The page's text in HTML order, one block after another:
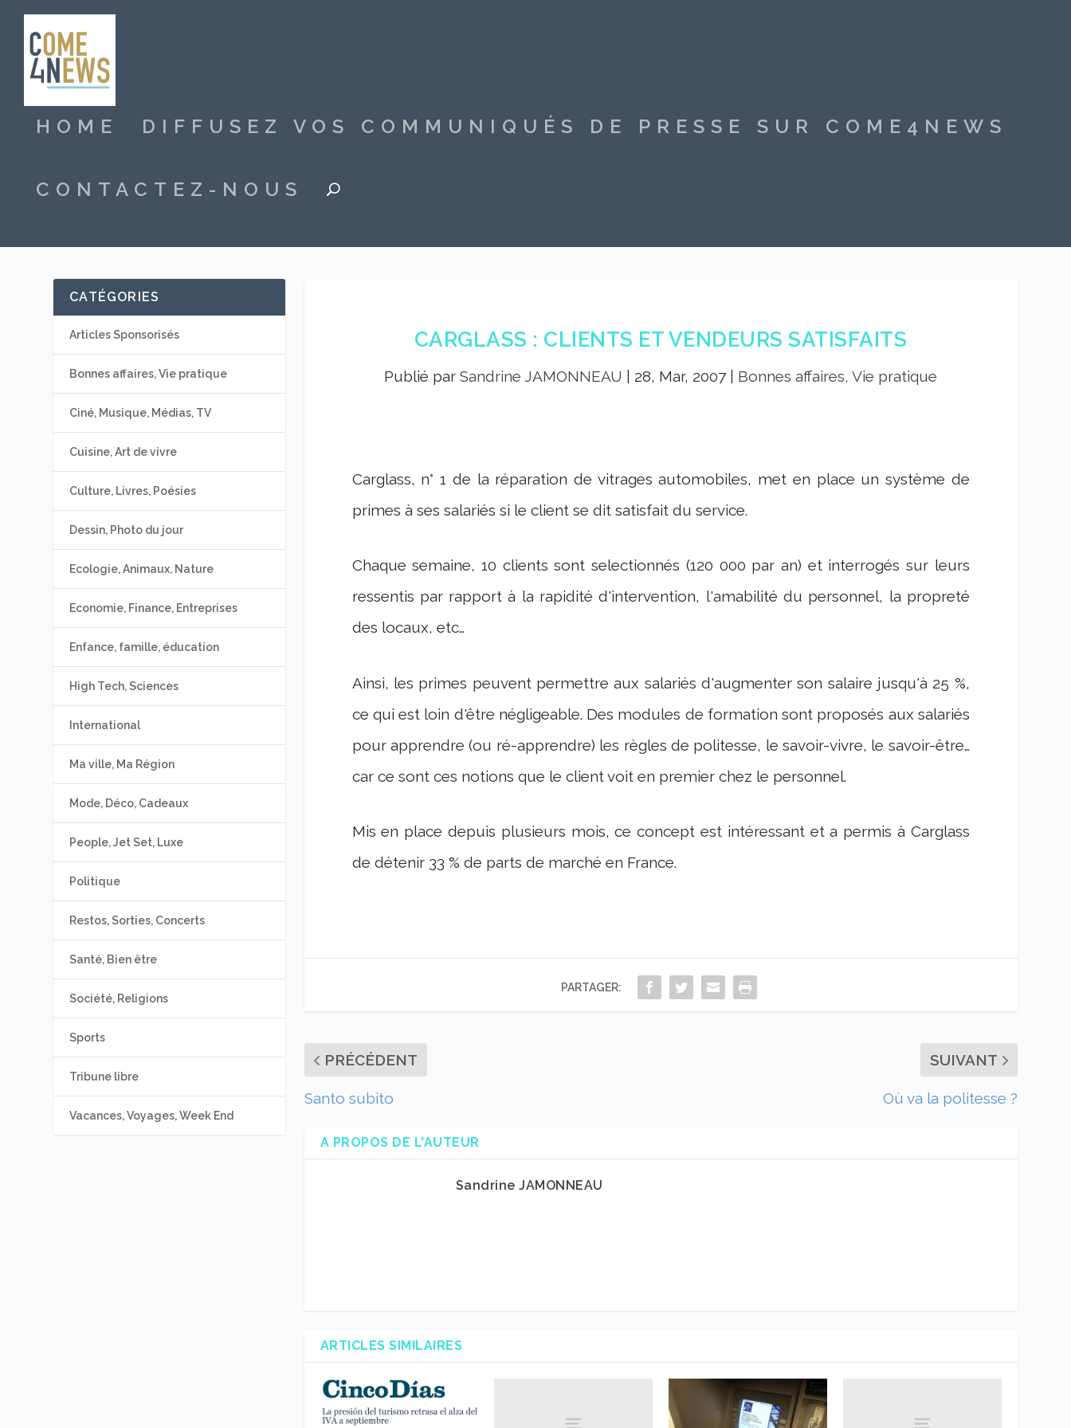
HOME DIFFUSEZ VOS COMMUNIQUÉS DE PRESSE SUR COME4NEWS
CONTACTEZ-NOUS
CARGLASS : CLIENTS ET VENDEURS SATISFAITS
Publié parSandrine JAMONNEAU 28, Mar, 2007 Bonnes affaires, Vie pratique
Carglass, n° 1 de la réparation de vitrages automobiles, met en place un système de
primes à ses salariés si le client se dit satisfait du service.
Chaque semaine, 10 clients sont selectionnés (120 000 par an) et interrogés sur leurs
ressentis par rapport à la rapidité d'intervention, l'amabilité du personnel, la propreté
des locaux, etc…
Ainsi, les primes peuvent permettre aux salariés d'augmenter son salaire jusqu'à 25 %,
ce qui est loin d'être négligeable. Des modules de formation sont proposés aux salariés
pour apprendre (ou ré-apprendre) les règles de politesse, le savoir-vivre, le savoir-être…
car ce sont ces notions que le client voit en premier chez le personnel.
Mis en place depuis plusieurs mois, ce concept est intéressant et a permis à Carglass
de détenir 33 % de parts de marché en France.
PARTAGER:
PRÉCÉDENT
Santo subito
SUIVANT
Où va la politesse ?
A PROPOS DE L'AUTEUR
Sandrine JAMONNEAU
ARTICLES SIMILAIRES
CATÉGORIES
Articles Sponsorisés
Bonnes affaires, Vie pratique
Ciné, Musique, Médias, TV
Cuisine, Art de vivre
Culture, Livres, Poésies
Dessin, Photo du jour
Ecologie, Animaux, Nature
Economie, Finance, Entreprises
Enfance, famille, éducation
High Tech, Sciences
International
Ma ville, Ma Région
Mode, Déco, Cadeaux
People, Jet Set, Luxe
Politique
Restos, Sorties, Concerts
Santé, Bien être
Société, Religions
Sports
Tribune libre
Vacances, Voyages, Week End